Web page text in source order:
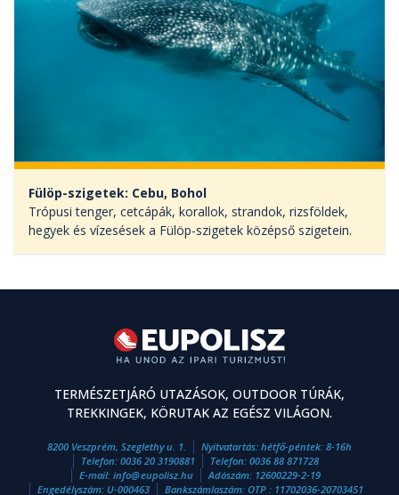
Fülöp-szigetek: Cebu, Bohol
Trópusi tenger, cetcápák, korallok, strandok, rizsföldek,
hegyek és vízesések a Fülöp-szigetek középső szigetein.
TERMÉSZETJÁRÓ UTAZÁSOK, OUTDOOR TÚRÁK,
TREKKINGEK, KÖRUTAK AZ EGÉSZ VILÁGON.
8200 Veszprém, Szeglethy u. 1.
Nyitvatartás: hétfő-péntek: 8-16h
Telefon: 0036 20 3190881 Telefon: 0036 88 871728
E-mail: info@eupolisz.hu
Adószám: 12600229-2-19
Engedélyszám: U-000463
Bankszámlaszám: OTP : 11702036-20703451